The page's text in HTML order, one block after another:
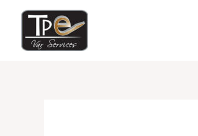
contenu